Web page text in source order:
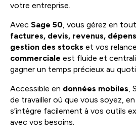
votre entreprise.
Avec Sage 50, vous gérez en
factures, devis, revenus,
gestion des stocks et vos
commerciale est fluide et
gagner un temps précieux au
Accessible en données mobiles,
de travailler où que vous soyez,
s’intègre facilement à vos outils
avec vos besoins.